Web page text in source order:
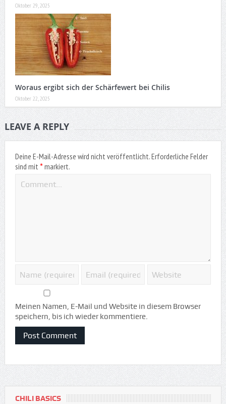
Oktober 29, 2025
Woraus ergibt sich der Schärfewert bei Chilis
Oktober 22, 2025
LEAVE A REPLY
Deine E-Mail-Adresse wird nicht veröffentlicht.Erforderliche Felder
sind mit *markiert.
Meinen Namen, E-Mail und Website in diesem Browser
speichern, bis ich wieder kommentiere.
CHILI BASICS